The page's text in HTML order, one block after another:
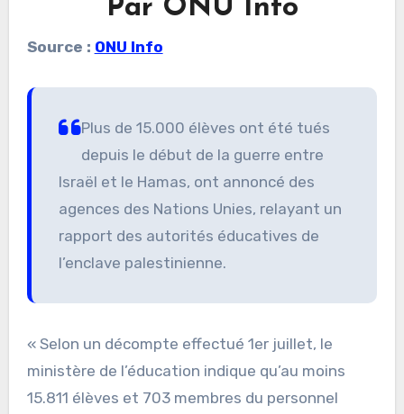
Par ONU Info
Source : ONU Info
Plus de 15.000 élèves ont été tués
depuis le début de la guerre entre
Israël et le Hamas, ont annoncé des
agences des Nations Unies, relayant un
rapport des autorités éducatives de
l’enclave palestinienne.
« Selon un décompte effectué 1er juillet, le
ministère de l’éducation indique qu’au moins
15.811 élèves et 703 membres du personnel